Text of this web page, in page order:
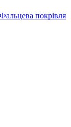
Фальцева покрівля